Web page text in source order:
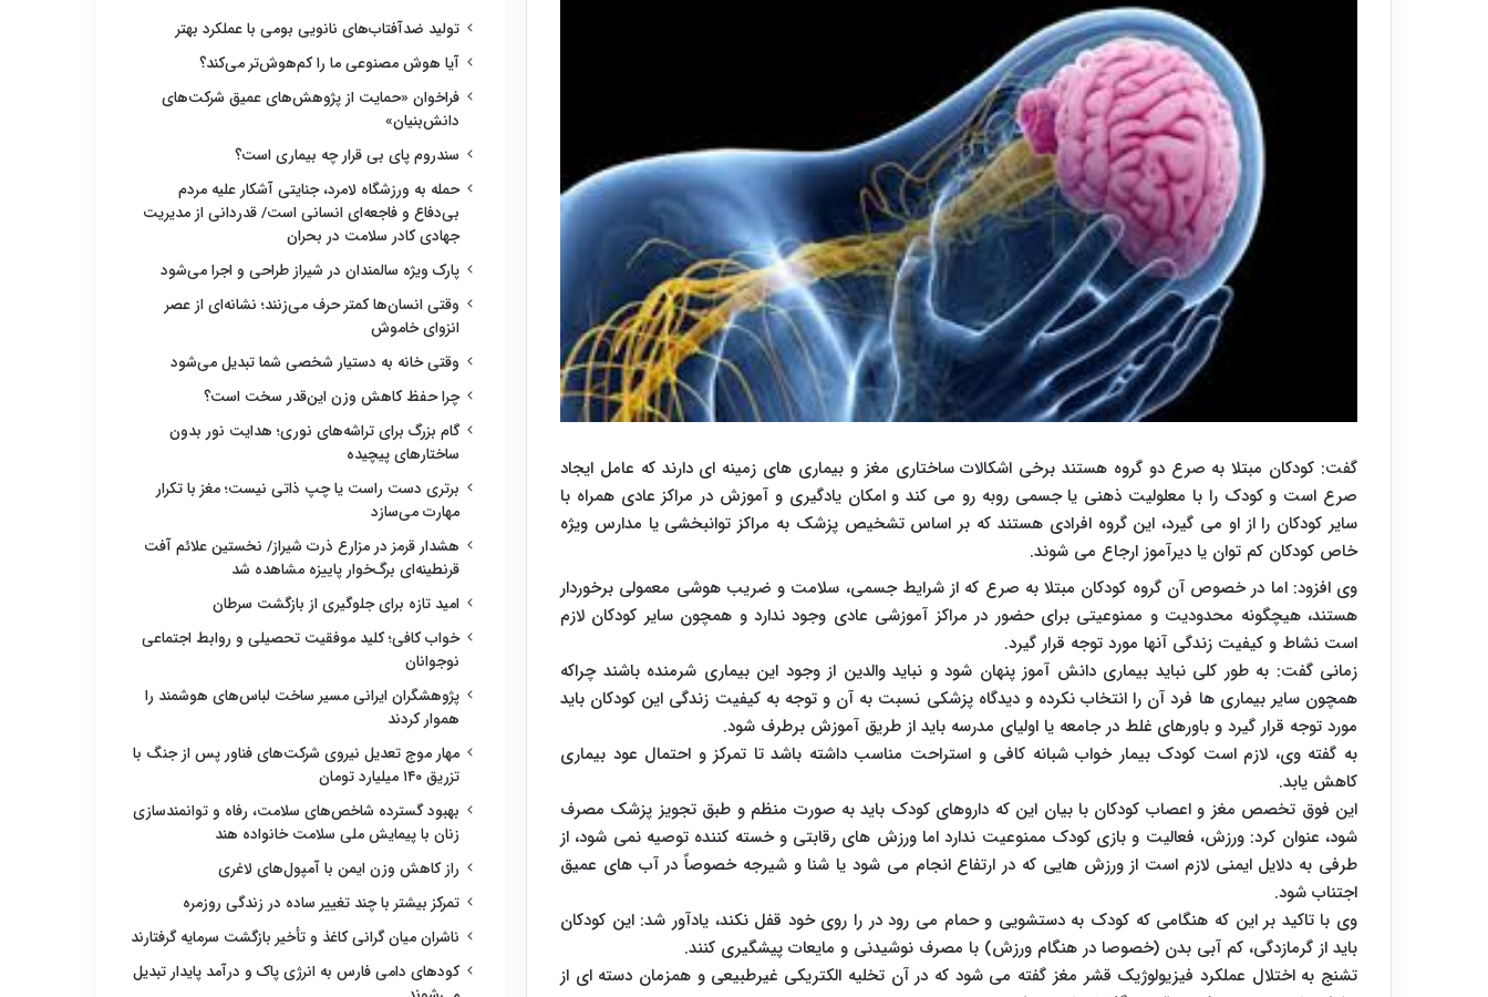
گفت: کودکان مبتلا به صرع دو گروه هستند برخی اشکالات ساختاری مغز و بیماری های زمینه ای دارند که عامل ایجاد
صرع است و کودک را با معلولیت ذهنی یا جسمی روبه رو می کند و امکان یادگیری و آموزش در مراکز عادی همراه با
سایر کودکان را از او می گیرد، این گروه افرادی هستند که بر اساس تشخیص پزشک به مراکز توانبخشی یا مدارس ویژه
خاص کودکان کم توان یا دیرآموز ارجاع می شوند.
وی افزود: اما در خصوص آن گروه کودکان مبتلا به صرع که از شرایط جسمی، سلامت و ضریب هوشی معمولی برخوردار
هستند، هیچگونه محدودیت و ممنوعیتی برای حضور در مراکز آموزشی عادی وجود ندارد و همچون سایر کودکان لازم
است نشاط و کیفیت زندگی آنها مورد توجه قرار گیرد.
زمانی گفت: به طور کلی نباید بیماری دانش آموز پنهان شود و نباید والدین از وجود این بیماری شرمنده باشند چراکه
همچون سایر بیماری ها فرد آن را انتخاب نکرده و دیدگاه پزشکی نسبت به آن و توجه به کیفیت زندگی این کودکان باید
مورد توجه قرار گیرد و باورهای غلط در جامعه یا اولیای مدرسه باید از طریق آموزش برطرف شود.
به گفته وی، لازم است کودک بیمار خواب شبانه کافی و استراحت مناسب داشته باشد تا تمرکز و احتمال عود بیماری
کاهش یابد.
این فوق تخصص مغز و اعصاب کودکان با بیان این که داروهای کودک باید به صورت منظم و طبق تجویز پزشک مصرف
شود، عنوان کرد: ورزش، فعالیت و بازی کودک ممنوعیت ندارد اما ورزش های رقابتی و خسته کننده توصیه نمی شود، از
طرفی به دلایل ایمنی لازم است از ورزش هایی که در ارتفاع انجام می شود یا شنا و شیرجه خصوصاً در آب های عمیق
اجتناب شود.
وی با تاکید بر این که هنگامی که کودک به دستشویی و حمام می رود در را روی خود قفل نکند، یادآور شد: این کودکان
باید از گرمازدگی، کم آبی بدن (خصوصا در هنگام ورزش) با مصرف نوشیدنی و مایعات پیشگیری کنند.
تشنج به اختلال عملکرد فیزیولوژیک قشر مغز گفته می شود که در آن تخلیه الکتریکی غیرطبیعی و همزمان دسته ای از
تولید ضدآفتاب‌های نانویی بومی با عملکرد بهتر
آیا هوش مصنوعی ما را کم‌هوش‌تر می‌کند؟
فراخوان «حمایت از پژوهش‌های عمیق شرکت‌های
دانش‌بنیان»
سندروم پای بی قرار چه بیماری است؟
حمله به ورزشگاه لامرد، جنایتی آشکار علیه مردم
بی‌دفاع و فاجعه‌ای انسانی است/ قدردانی از مدیریت
جهادی کادر سلامت در بحران
پارک ویژه سالمندان در شیراز طراحی و اجرا می‌شود
وقتی انسان‌ها کمتر حرف می‌زنند؛ نشانه‌ای از عصر
انزوای خاموش
وقتی خانه به دستیار شخصی شما تبدیل می‌شود
چرا حفظ کاهش وزن این‌قدر سخت است؟
گام بزرگ برای تراشه‌های نوری؛ هدایت نور بدون
ساختارهای پیچیده
برتری دست راست یا چپ ذاتی نیست؛ مغز با تکرار
مهارت می‌سازد
هشدار قرمز در مزارع ذرت شیراز/ نخستین علائم آفت
قرنطینه‌ای برگ‌خوار پاییزه مشاهده شد
امید تازه برای جلوگیری از بازگشت سرطان
خواب کافی؛ کلید موفقیت تحصیلی و روابط اجتماعی
نوجوانان
پژوهشگران ایرانی مسیر ساخت لباس‌های هوشمند را
هموار کردند
مهار موج تعدیل نیروی شرکت‌های فناور پس از جنگ با
تزریق ۱۴۰ میلیارد تومان
بهبود گسترده شاخص‌های سلامت، رفاه و توانمندسازی
زنان با پیمایش ملی سلامت خانواده هند
راز کاهش وزن ایمن با آمپول‌های لاغری
تمرکز بیشتر با چند تغییر ساده در زندگی روزمره
ناشران میان گرانی کاغذ و تأخیر بازگشت سرمایه گرفتارند
کودهای دامی فارس به انرژی پاک و درآمد پایدار تبدیل